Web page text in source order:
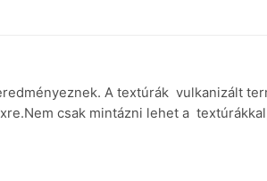
A textúrák vulkanizált
Nem csak mintázni lehet a